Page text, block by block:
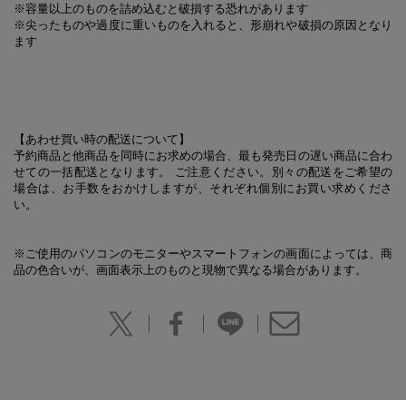
※容量以上のものを詰め込むと破損する恐れがあります
※尖ったものや過度に重いものを入れると、形崩れや破損の原因となり
ます
【あわせ買い時の配送について】
予約商品と他商品を同時にお求めの場合、最も発売日の遅い商品に合わ
せての一括配送となります。 ご注意ください。別々の配送をご希望の
場合は、お手数をおかけしますが、それぞれ個別にお買い求めくださ
い。
※ご使用のパソコンのモニターやスマートフォンの画面によっては、商
品の色合いが、画面表示上のものと現物で異なる場合があります。